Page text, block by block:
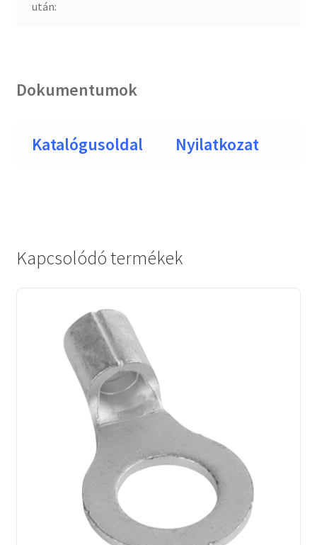
után:
Dokumentumok
Katalógusoldal Nyilatkozat
Kapcsolódó termékek